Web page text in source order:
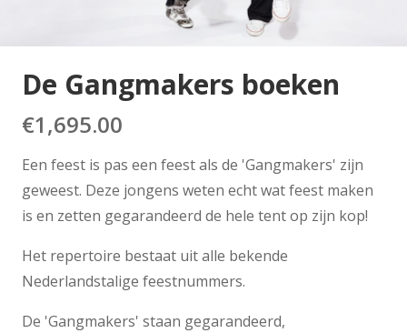
De Gangmakers boeken
€1,695.00
Een feest is pas een feest als de 'Gangmakers' zijn
geweest. Deze jongens weten echt wat feest maken
is en zetten gegarandeerd de hele tent op zijn kop!
Het repertoire bestaat uit alle bekende
Nederlandstalige feestnummers.
De 'Gangmakers' staan gegarandeerd,